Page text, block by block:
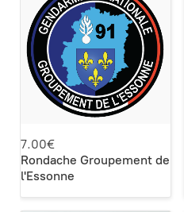
7.00€
Rondache Groupement de
l'Essonne